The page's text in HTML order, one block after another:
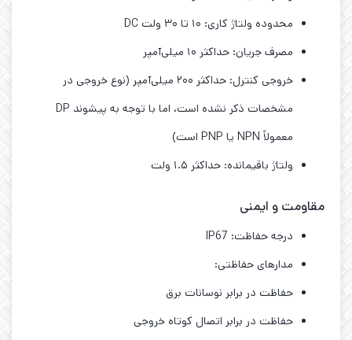
محدوده ولتاژ کاری: ۱۰ تا ۳۰ ولت DC
مصرف جریان: حداکثر ۱۰ میلی‌آمپر
خروجی کنترل: حداکثر ۲۰۰ میلی‌آمپر (نوع خروجی در
مشخصات ذکر نشده است، اما با توجه به پیشوند DP
معمولاً NPN یا PNP است)
ولتاژ باقیمانده: حداکثر ۱.۵ ولت
مقاومت و ایمنی
درجه حفاظت: IP67
مدارهای حفاظتی:
حفاظت در برابر نوسانات برق
حفاظت در برابر اتصال کوتاه خروجی